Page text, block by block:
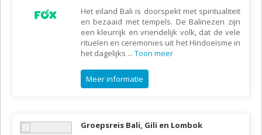
Het eiland Bali is doorspekt met spiritualiteit
en bezaaid met tempels. De Balinezen zijn
een kleurrijk en vriendelijk volk, dat de vele
rituelen en ceremonies uit het Hindoeïsme in
het dagelijks ... Toon meer
Meer informatie
Groepsreis Bali, Gili en Lombok